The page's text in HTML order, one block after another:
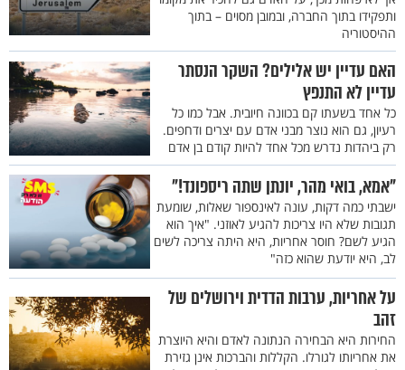
ותפקידו בתוך החברה, ובמובן מסוים – בתוך
ההיסטוריה
האם עדיין יש אלילים? השקר הנסתר
עדיין לא התנפץ
כל אחד בשעתו קם בכוונה חיובית. אבל כמו כל
רעיון, גם הוא נוצר מבני אדם עם יצרים ודחפים.
רק ביהדות נדרש מכל אחד להיות קודם בן אדם
"אמא, בואי מהר, יונתן שתה ריספונד!"
ישבתי כמה דקות, עונה לאינספור שאלות, שומעת
תגובות שלא היו צריכות להגיע לאוזני. "איך הוא
הגיע לשם? חוסר אחריות, היא היתה צריכה לשים
לב, היא יודעת שהוא כזה"
על אחריות, ערבות הדדית וירושלים של
זהב
החירות היא הבחירה הנתונה לאדם והיא היוצרת
את אחריותו לגורלו. הקללות והברכות אינן גזירת